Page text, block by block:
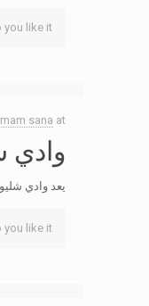
you like it?
sana at
وادي
يعد وادي
you like it?